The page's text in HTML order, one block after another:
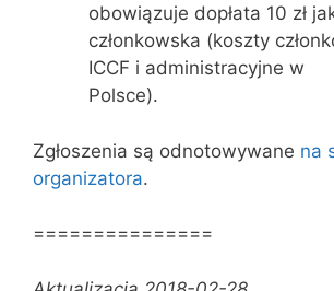
obowiązuje dopłata 10 zł
członkowska (koszty
ICCF i administracyjne w
Polsce).
Zgłoszenia są odnotowywane na
organizatora.
===============